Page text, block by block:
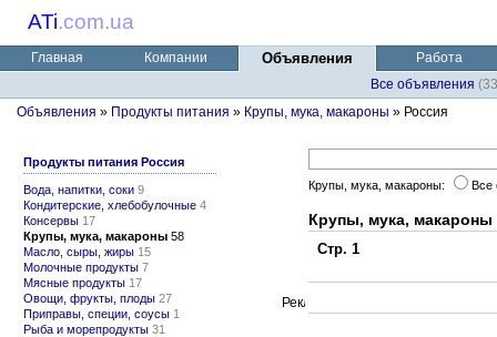
ATi.com.ua
Главная Компании Объявления
Работа
Все объявления
Объявления » Продукты питания » Крупы, мука, макароны » Россия
Продукты питания Россия
Вода, напитки, соки 9
Кондитерские, хлебобулочные 4
Консервы 17
Крупы, мука, макароны 58
Масло, сыры, жиры 15
Молочные продукты 7
Мясные продукты 17
Овощи, фрукты, плоды 27
Приправы, специи, соусы 1
Рыба и морепродукты 31
Крупы, мука, макароны: Все
Крупы, мука, макароны
Стр. 1